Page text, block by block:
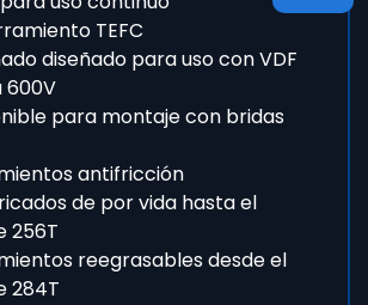
TEFC
diseñado para uso con VDF
600V
para montaje con bridas
antifricción
de por vida hasta el
256T
reegrasables desde el
284T